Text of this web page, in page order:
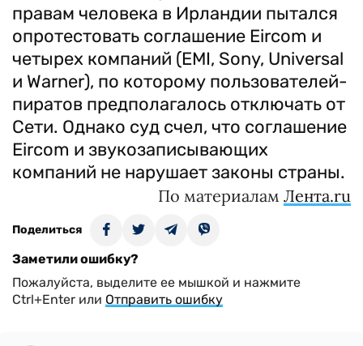
правам человека в Ирландии пытался
опротестовать соглашение Eircom и
четырех компаний (EMI, Sony, Universal
и Warner), по которому пользователей-
пиратов предполагалось отключать от
Сети. Однако суд счел, что соглашение
Eircom и звукозаписывающих
компаний не нарушает законы страны.
По материалам Лента.ru
Поделиться
Заметили ошибку?
Пожалуйста, выделите ее мышкой и нажмите
Ctrl+Enter или Отправить ошибку